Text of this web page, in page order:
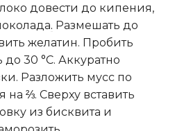
довести до кипения,
. Размешать до
желатин. Пробить
30 °С. Аккуратно
Разложить мусс по
⅔. Сверху вставить
из бисквита и